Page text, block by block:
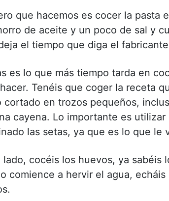
que hacemos es cocer la pasta
de aceite y un poco de sal y
el tiempo que diga el
es lo que más tiempo tarda en
Tenéis que coger la receta
cortado en trozos pequeños,
cayena. Lo importante es
las setas, ya que es lo que le
lado, cocéis los huevos, ya sabéis
comience a hervir el agua,